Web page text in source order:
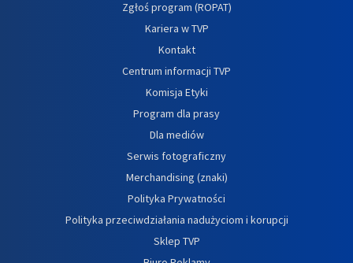
Zgłoś program (ROPAT)
Kariera w TVP
Kontakt
Centrum informacji TVP
Komisja Etyki
Program dla prasy
Dla mediów
Serwis fotograficzny
Merchandising (znaki)
Polityka Prywatności
Polityka przeciwdziałania nadużyciom i korupcji
Sklep TVP